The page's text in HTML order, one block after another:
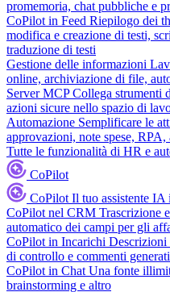
promemoria, chat pubbliche e
CoPilot in Feed Riepilogo dei
modifica e creazione di testi,
traduzione di testi
Gestione delle informazioni
online, archiviazione di file,
Server MCP Collega strumenti
azioni sicure nello spazio di
Automazione Semplificare le
approvazioni, note spese,
Tutte le funzionalità di HR e
CoPilot
CoPilot Il tuo assistente
CoPilot nel CRM Trascrizione
automatico dei campi per gli
CoPilot in Incarichi Descrizioni
di controllo e commenti
CoPilot in Chat Una fonte
brainstorming e altro